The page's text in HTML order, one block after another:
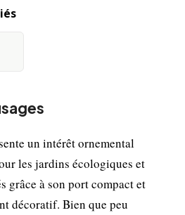
un intérêt ornemental
les jardins écologiques et
grâce à son port compact et
décoratif. Bien que peu